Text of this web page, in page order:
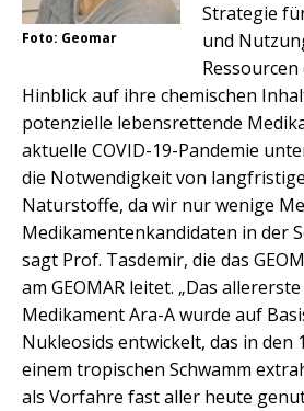
Foto: Geomar
Strategie
und
Hinblick auf ihre chemischen
potenzielle lebensrettende
aktuelle COVID-19-Pandemie
die Notwendigkeit von
Naturstoffe, da wir nur wenige
Medikamentenkandidaten in der
sagt Prof. Tasdemir, die das
am GEOMAR leitet. „Das
Medikament Ara-A wurde auf
Nukleosids entwickelt, das in den
einem tropischen Schwamm
als Vorfahre fast aller heute